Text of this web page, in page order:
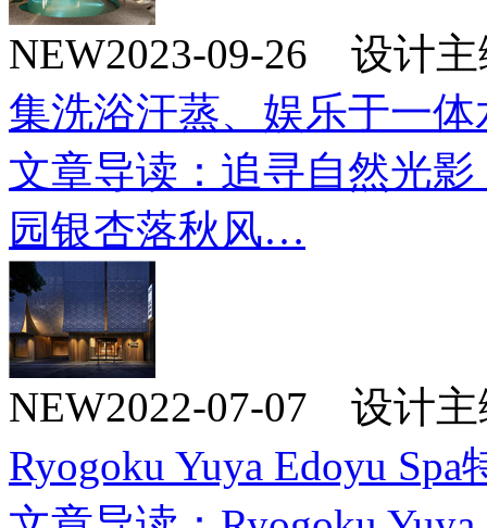
NEW2023-09-26 设计
集洗浴汗蒸、娱乐于一
文章导读：追寻自然光
园银杏落秋风…
NEW2022-07-07 设计
Ryogoku Yuya Edoyu